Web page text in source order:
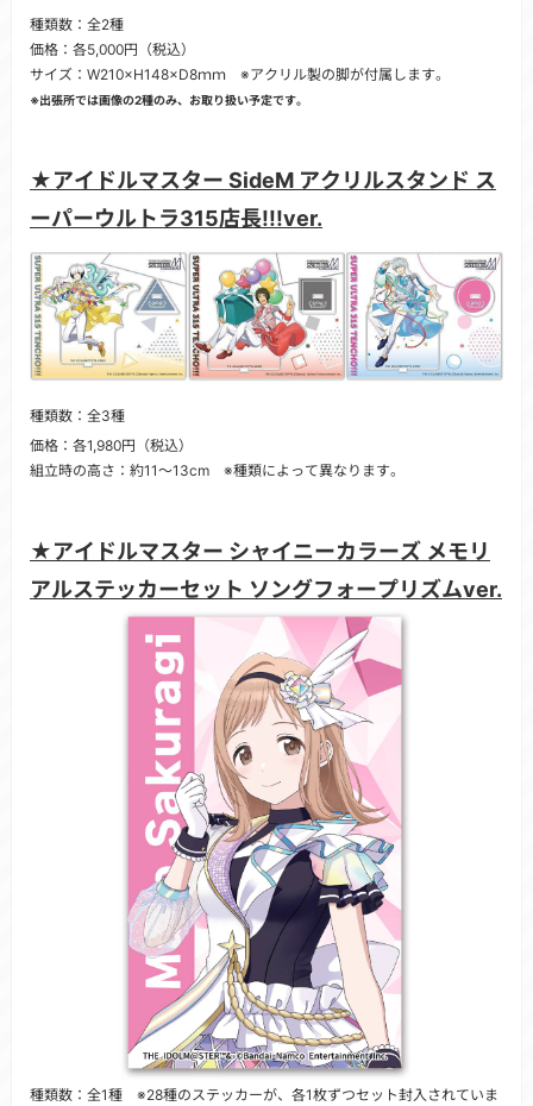
種類数：全2種
価格：各5,000円（税込）
サイズ：W210×H148×D8ｍｍ ※アクリル製の脚が付属します。
※出張所では画像の2種のみ、お取り扱い予定です。
★アイドルマスター SideM アクリルスタンド ス
ーパーウルトラ315店長!!!ver.
種類数：全3種
価格：各1,980円（税込）
組立時の高さ：約11～13cm ※種類によって異なります。
★アイドルマスター シャイニーカラーズ メモリ
アルステッカーセット ソングフォープリズムver.
種類数：全1種 ※28種のステッカーが、各1枚ずつセット封入されていま